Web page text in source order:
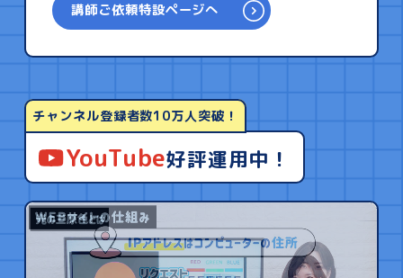
講師ご依頼特設ページへ
チャンネル登録者数10万人突破！
YouTube好評運用中！